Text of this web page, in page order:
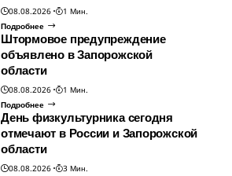
08.08.2026
1 Мин.
Подробнее
Штормовое предупреждение
объявлено в Запорожской
области
08.08.2026
1 Мин.
Подробнее
День физкультурника сегодня
отмечают в России и Запорожской
области
08.08.2026
3 Мин.